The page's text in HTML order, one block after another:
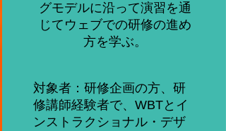
グモデルに沿って演習を通
じてウェブでの研修の進め
方を学ぶ。
対象者：研修企画の方、研
修講師経験者で、WBTとイ
ンストラクショナル・デザ